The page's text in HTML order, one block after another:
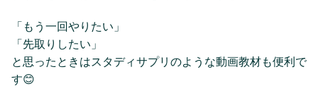
「もう一回やりたい」
「先取りしたい」
と思ったときはスタディサプリのような動画教材も便利で
す😊